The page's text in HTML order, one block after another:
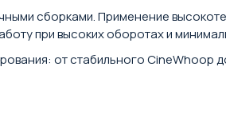
сборками. Применение
при высоких оборотах и
от стабильного CineWhoop